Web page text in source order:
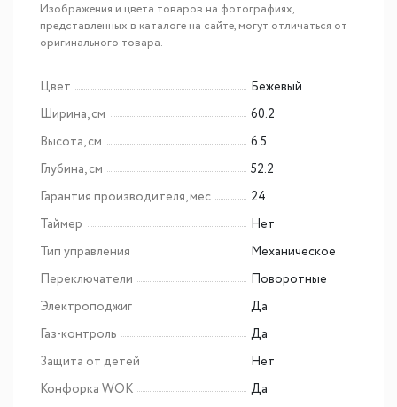
Изображения и цвета товаров на фотографиях,
представленных в каталоге на сайте, могут отличаться от
оригинального товара.
Цвет
Бежевый
Ширина, см
60.2
Высота, см
6.5
Глубина, см
52.2
Гарантия производителя, мес
24
Таймер
Нет
Тип управления
Механическое
Переключатели
Поворотные
Электроподжиг
Да
Газ-контроль
Да
Защита от детей
Нет
Конфорка WOK
Да